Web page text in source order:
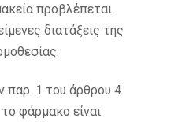
προβλέπεται
διατάξεις της
παρ. 1 του άρθρου 4
φάρμακο είναι